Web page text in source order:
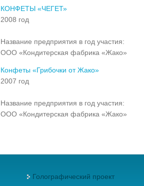
КОНФЕТЫ «ЧЕГЕТ»
2008 год
Название предприятия в год участия:
ООО «Кондитерская фабрика «Жако»
Конфеты «Грибочки от Жако»
2007 год
Название предприятия в год участия:
ООО «Кондитерская фабрика «Жако»
Голографический проект